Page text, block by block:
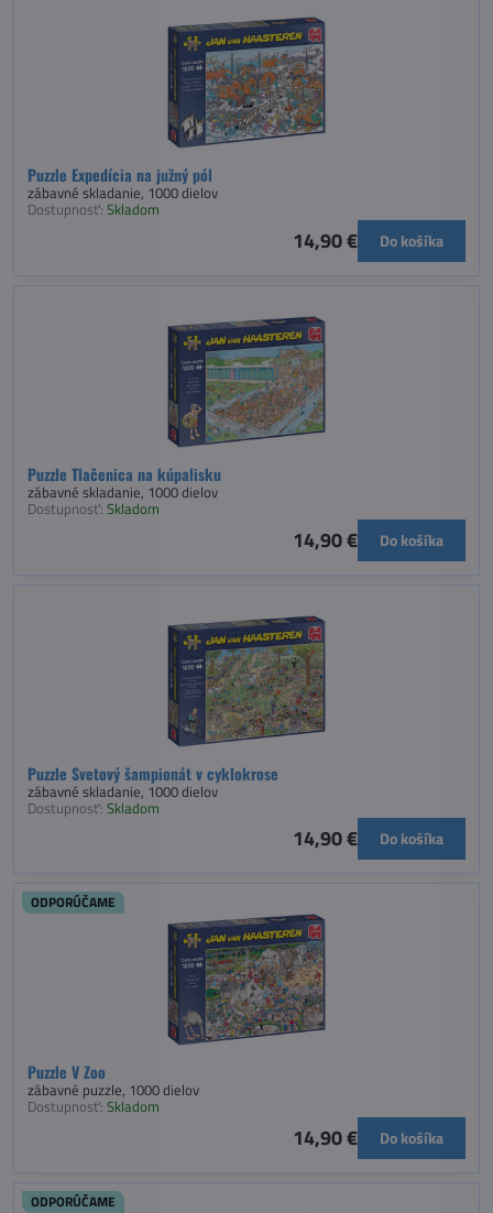
Puzzle Expedícia na južný pól
zábavné skladanie, 1000 dielov
Dostupnosť: Skladom
14,90 € Do košíka
Puzzle Tlačenica na kúpalisku
zábavné skladanie, 1000 dielov
Dostupnosť: Skladom
14,90 € Do košíka
Puzzle Svetový šampionát v cyklokrose
zábavné skladanie, 1000 dielov
Dostupnosť: Skladom
14,90 € Do košíka
Puzzle V Zoo
ODPORÚČAME
zábavné puzzle, 1000 dielov
Dostupnosť: Skladom
14,90 € Do košíka
ODPORÚČAME